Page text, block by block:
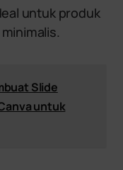
untuk produk
Slide
untuk